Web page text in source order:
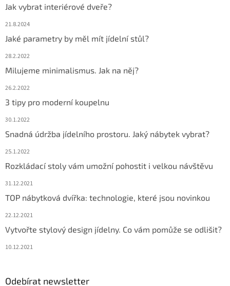
Jak vybrat interiérové dveře?
21.8.2024
Jaké parametry by měl mít jídelní stůl?
28.2.2022
Milujeme minimalismus. Jak na něj?
26.2.2022
3 tipy pro moderní koupelnu
30.1.2022
Snadná údržba jídelního prostoru. Jaký nábytek vybrat?
25.1.2022
Rozkládací stoly vám umožní pohostit i velkou návštěvu
31.12.2021
TOP nábytková dvířka: technologie, které jsou novinkou
22.12.2021
Vytvořte stylový design jídelny. Co vám pomůže se odlišit?
10.12.2021
Odebírat newsletter